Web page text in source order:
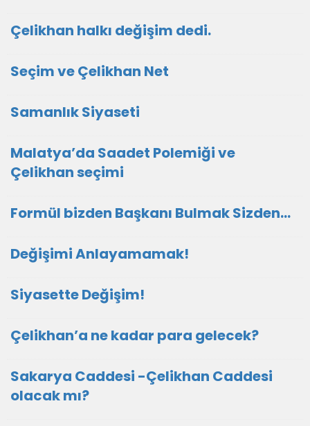
Çelikhan halkı değişim dedi.
Seçim ve Çelikhan Net
Samanlık Siyaseti
Malatya’da Saadet Polemiği ve
Çelikhan seçimi
Formül bizden Başkanı Bulmak Sizden…
Değişimi Anlayamamak!
Siyasette Değişim!
Çelikhan’a ne kadar para gelecek?
Sakarya Caddesi -Çelikhan Caddesi
olacak mı?